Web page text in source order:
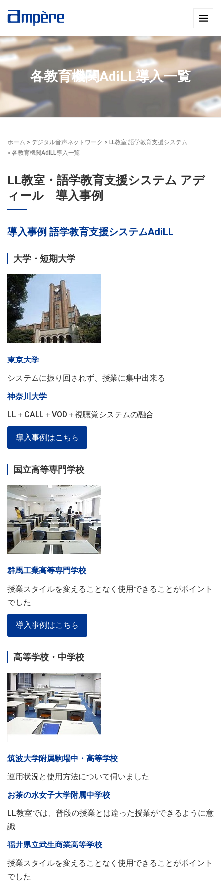
各教育機関AdiLL導入一覧
ホーム > デジタル音声ネットワーク > LL教室 語学教育支援システム
» 各教育機関AdiLL導入一覧
LL教室・語学教育支援システム アデ
ィール 導入事例
導入事例 語学教育支援システムAdiLL
大学・短期大学
東京大学
システムに振り回されず、授業に集中出来る
神奈川大学
LL＋CALL＋VOD＋視聴覚システムの融合
導入事例はこちら
国立高等専門学校
群馬工業高等専門学校
授業スタイルを変えることなく使用できることがポイント
でした
導入事例はこちら
高等学校・中学校
筑波大学附属駒場中・高等学校
運用状況と使用方法について伺いました
お茶の水女子大学附属中学校
LL教室では、普段の授業とは違った授業ができるように意
識
福井県立武生商業高等学校
授業スタイルを変えることなく使用できることがポイント
でした